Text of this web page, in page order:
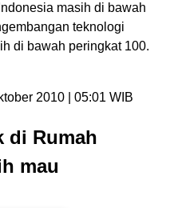
masih di bawah
teknologi
di bawah peringkat 100.
2010 | 05:01 WIB
di Rumah
mau